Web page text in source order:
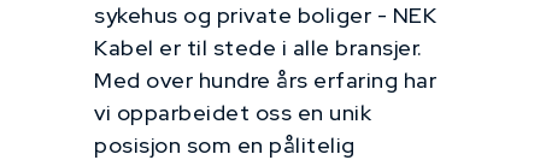
sykehus og private boliger - NEK
Kabel er til stede i alle bransjer.
Med over hundre års erfaring har
vi opparbeidet oss en unik
posisjon som en pålitelig